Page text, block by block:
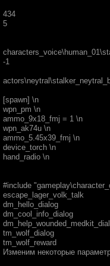
434
5
-1
[spawn] \n
wpn_pm \n
ammo_9x18_fmj = 1 \n
wpn_ak74u \n
ammo_5.45x39_fmj \n
device_torch \n
hand_radio \n
#include
escape_lager_volk_talk
dm_hello_dialog
dm_cool_info_dialog
tm_wolf_dialog
tm_wolf_reward
Изменим некоторые